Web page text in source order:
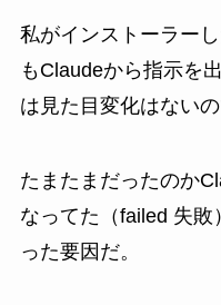
私がインストーラー
もClaudeから指示を
は見た目変化はない
たまたまだったのか
なってた（failed 失
った要因だ。